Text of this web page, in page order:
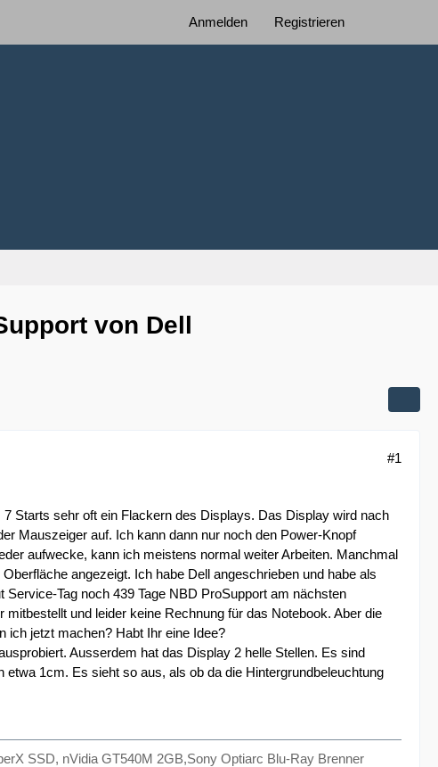
Anmelden Registrieren
von Dell
#1
Starts sehr oft ein Flackern des Displays. Das Display wird nach
Mauszeiger auf. Ich kann dann nur noch den Power-Knopf
aufwecke, kann ich meistens normal weiter Arbeiten. Manchmal
angezeigt. Ich habe Dell angeschrieben und habe als
Tag noch 439 Tage NBD ProSupport am nächsten
und leider keine Rechnung für das Notebook. Aber die
ich jetzt machen? Habt Ihr eine Idee?
Ausserdem hat das Display 2 helle Stellen. Es sind
1cm. Es sieht so aus, als ob da die Hintergrundbeleuchtung
SSD, nVidia GT540M 2GB,Sony Optiarc Blu-Ray Brenner